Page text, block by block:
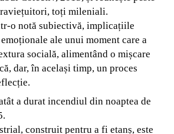
toți mileniali.
o notă subiectivă, implicațiile
ale unui moment care a
socială, alimentând o mișcare
dar, în același timp, un proces
a durat incendiul din noaptea de
construit pentru a fi etanș, este